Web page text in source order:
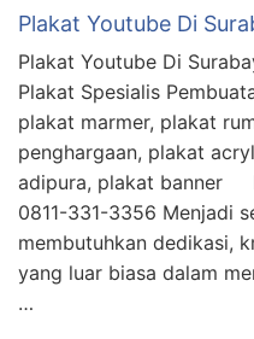
Plakat Youtube Di
Plakat Youtube Di
Plakat Spesialis
plakat marmer, plakat
penghargaan, plakat
adipura, plakat banner
0811-331-3356 Menjadi
membutuhkan dedikasi,
yang luar biasa dalam
…